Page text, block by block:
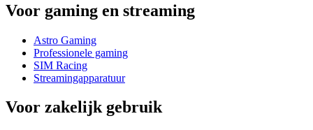
Voor gaming en streaming
Astro Gaming
Professionele gaming
SIM Racing
Streamingapparatuur
Voor zakelijk gebruik